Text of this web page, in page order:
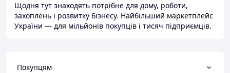
Щодня тут знаходять потрібне для дому, роботи,
захоплень і розвитку бізнесу. Найбільший маркетплейс
України — для мільйонів покупців і тисяч підприємців.
Покупцям